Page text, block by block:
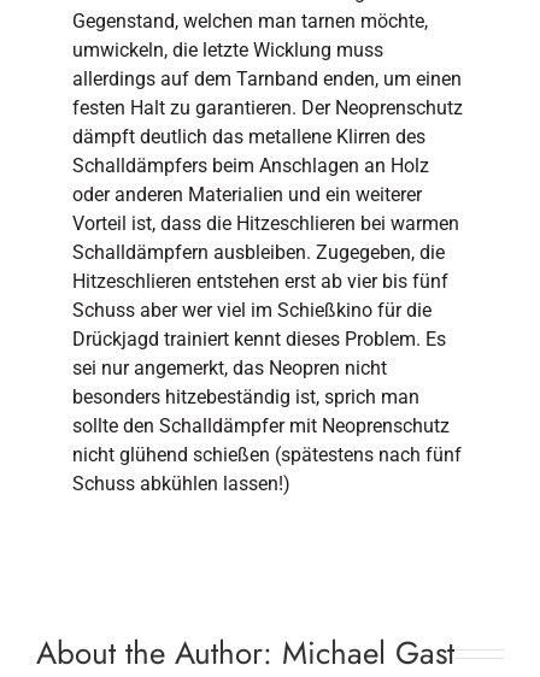
Gegenstand, welchen man tarnen möchte,
umwickeln, die letzte Wicklung muss
allerdings auf dem Tarnband enden, um einen
festen Halt zu garantieren. Der Neoprenschutz
dämpft deutlich das metallene Klirren des
Schalldämpfers beim Anschlagen an Holz
oder anderen Materialien und ein weiterer
Vorteil ist, dass die Hitzeschlieren bei warmen
Schalldämpfern ausbleiben. Zugegeben, die
Hitzeschlieren entstehen erst ab vier bis fünf
Schuss aber wer viel im Schießkino für die
Drückjagd trainiert kennt dieses Problem. Es
sei nur angemerkt, das Neopren nicht
besonders hitzebeständig ist, sprich man
sollte den Schalldämpfer mit Neoprenschutz
nicht glühend schießen (spätestens nach fünf
Schuss abkühlen lassen!)
About the Author: Michael Gast